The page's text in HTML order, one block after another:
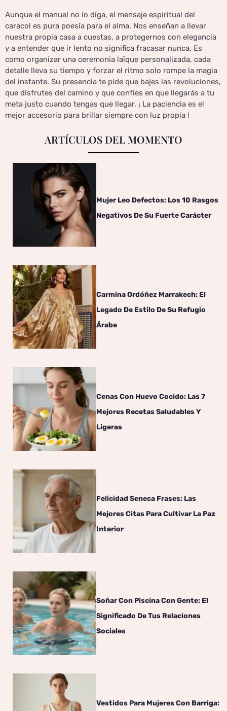
Aunque el manual no lo diga, el mensaje espiritual del
caracol es pura poesía para el alma. Nos enseñan a llevar
nuestra propia casa a cuestas, a protegernos con elegancia
y a entender que ir lento no significa fracasar nunca. Es
como organizar una ceremonia laïque personalizada, cada
detalle lleva su tiempo y forzar el ritmo solo rompe la magia
del instante. Su presencia te pide que bajes las revoluciones,
que disfrutes del camino y que confíes en que llegarás a tu
meta justo cuando tengas que llegar. ¡ La paciencia es el
mejor accesorio para brillar siempre con luz propia !
ARTÍCULOS DEL MOMENTO
Mujer Leo Defectos: Los 10 Rasgos
Negativos De Su Fuerte Carácter
Carmina Ordóñez Marrakech: El
Legado De Estilo De Su Refugio
Árabe
Cenas Con Huevo Cocido: Las 7
Mejores Recetas Saludables Y
Ligeras
Felicidad Seneca Frases: Las
Mejores Citas Para Cultivar La Paz
Interior
Soñar Con Piscina Con Gente: El
Significado De Tus Relaciones
Sociales
Vestidos Para Mujeres Con Barriga: